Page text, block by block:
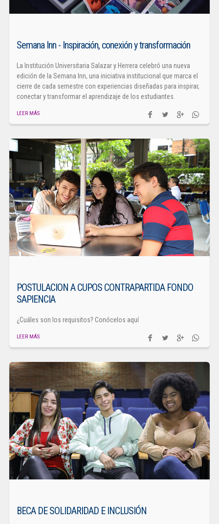
Semana Inn - Inspiración, conexión y transformación
La Institución Universitaria Salazar y Herrera celebró una nueva
edición de la Semana Inn, una iniciativa institucional que marca el
cierre de cada semestre con experiencias diseñadas para inspirar,
conectar y transformar el aprendizaje de los estudiantes.
LEER MÁS
POSTULACION A CUPOS CONTRAPARTIDA FONDO
SAPIENCIA
¿Cuáles son los requisitos? Conócelos aquí
LEER MÁS
BECA DE SOLIDARIDAD E INCLUSIÓN